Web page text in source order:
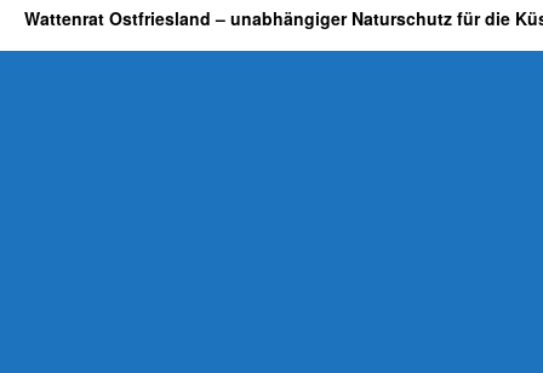
Wattenrat Ostfriesland – unabhängiger Naturschutz für die